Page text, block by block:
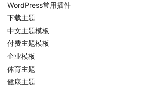
WordPress常用插件
下载主题
中文主题模板
付费主题模板
企业模板
体育主题
健康主题